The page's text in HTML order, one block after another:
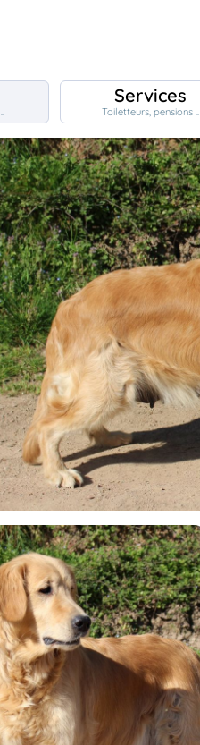
Services
Toiletteurs, pensions ..